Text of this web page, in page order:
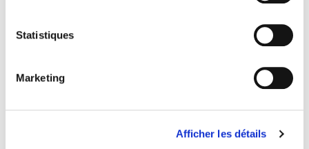
Statistiques
Marketing
Afficher les détails
Gouvernement & action publique 15-1, janvier-mars